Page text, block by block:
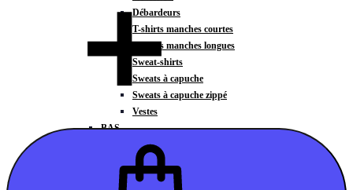
Débardeurs
T-shirts manches courtes
T-shirts manches longues
Sweat-shirts
Sweats à capuche
Sweats à capuche zippé
Vestes
BAS
Jupes
Shorts
Leggings